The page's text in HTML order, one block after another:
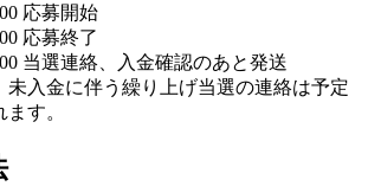
応募開始
応募終了
当選連絡、入金確認のあと発送
未入金に伴う繰り上げ当選の連絡は予定
す。